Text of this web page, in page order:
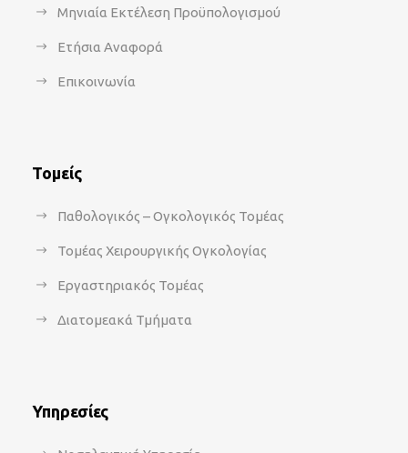
Μηνιαία Εκτέλεση Προϋπολογισμού
Ετήσια Αναφορά
Επικοινωνία
Τομείς
Παθολογικός – Ογκολογικός Τομέας
Τομέας Χειρουργικής Ογκολογίας
Εργαστηριακός Τομέας
Διατομεακά Τμήματα
Υπηρεσίες